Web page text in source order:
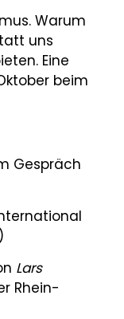
Warum
uns
Eine
beim
Gespräch
Lars
Rhein-